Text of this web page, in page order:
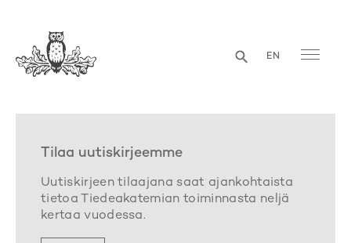
EN
Tilaa uutiskirjeemme
Uutiskirjeen tilaajana saat ajankohtaista
tietoa Tiedeakatemian toiminnasta neljä
kertaa vuodessa.